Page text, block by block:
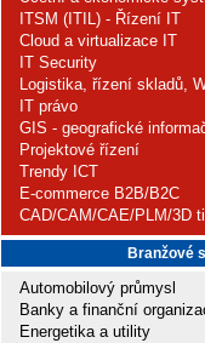
ITSM (ITIL) - Řízení IT
Cloud a virtualizace IT
IT Security
Logistika, řízení skladů,
IT právo
GIS - geografické
Projektové řízení
Trendy ICT
E-commerce B2B/B2C
CAD/CAM/CAE/PLM/3D
Branžové
Automobilový průmysl
Banky a finanční
Energetika a utility